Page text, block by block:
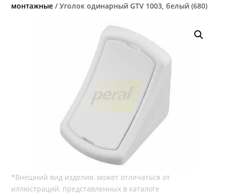
монтажные / Уголок одинарный GTV 1003, белый (680)